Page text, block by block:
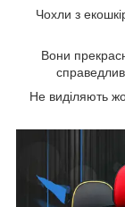
Чохли з
Вони
Не виділяють